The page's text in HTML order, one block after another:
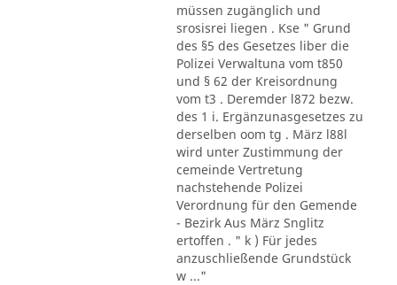
müssen zugänglich und
srosisrei liegen . Kse " Grund
des §5 des Gesetzes liber die
Polizei Verwaltuna vom t850
und § 62 der Kreisordnung
vom t3 . Deremder l872 bezw.
des 1 i. Ergänzunasgesetzes zu
derselben oom tg . März l88l
wird unter Zustimmung der
cemeinde Vertretung
nachstehende Polizei
Verordnung für den Gemende
- Bezirk Aus März Snglitz
ertoffen . " k ) Für jedes
anzuschließende Grundstück
w ..."